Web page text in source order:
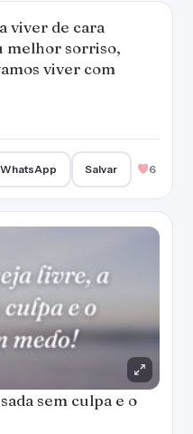
viver de cara
melhor sorriso,
viver com
WhatsApp Salvar 6
sem culpa e o